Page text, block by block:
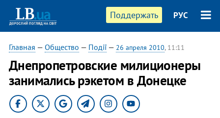
Поддержать РУС
Главная — Общество — Події— 26 апреля 2010, 11:11
Днепропетровские милиционеры
занимались рэкетом в Донецке